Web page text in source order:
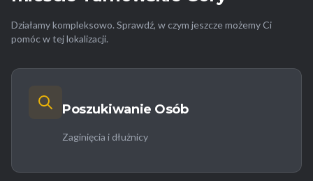
Działamy kompleksowo. Sprawdź, w czym jeszcze możemy Ci
pomóc w tej lokalizacji.
Poszukiwanie Osób
Zaginięcia i dłużnicy